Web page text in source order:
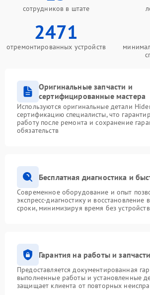
сотрудников в штате
2471
отремонтированных устройств
Оригинальные запчасти и
сертифицированные мастера
Используются оригинальные детали
сертификацию специалисты, что
работу после ремонта и сохранение
обязательств
Бесплатная диагностика и
Современное оборудование и опыт
экспресс-диагностику и восстановление
сроки, минимизируя время без
Гарантия на работы и запчасти
Предоставляется документированная
выполненные работы и установленные
защищает клиента от повторных